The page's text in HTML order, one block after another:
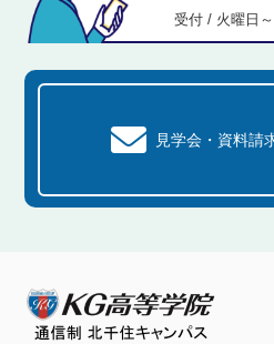
受付 / 火曜日
見学会・資料請